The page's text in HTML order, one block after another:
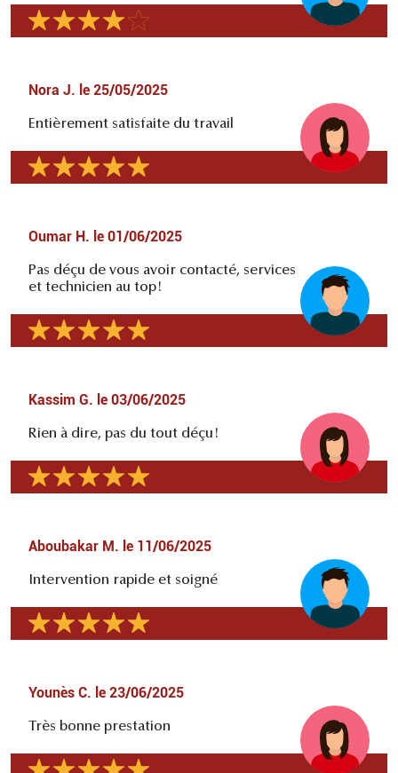
Nora J. le 25/05/2025
Entièrement satisfaite du travail
Oumar H. le 01/06/2025
Pas déçu de vous avoir contacté, services
et technicien au top!
Kassim G. le 03/06/2025
Rien à dire, pas du tout déçu!
Aboubakar M. le 11/06/2025
Intervention rapide et soigné
Younès C. le 23/06/2025
Très bonne prestation